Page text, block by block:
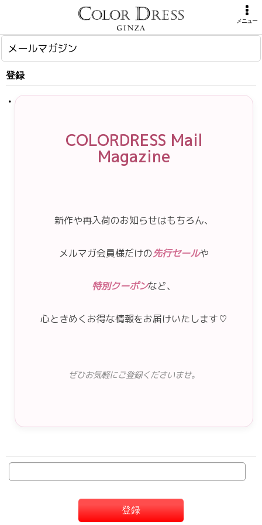
メニュー
メールマガジン
メールマガジン
登録
COLORDRESS Mail
Magazine
新作や再入荷のお知らせはもちろん、
メルマガ会員様だけの先行セールや
特別クーポンなど、
心ときめくお得な情報をお届けいたします♡
ぜひお気軽にご登録くださいませ。
登録